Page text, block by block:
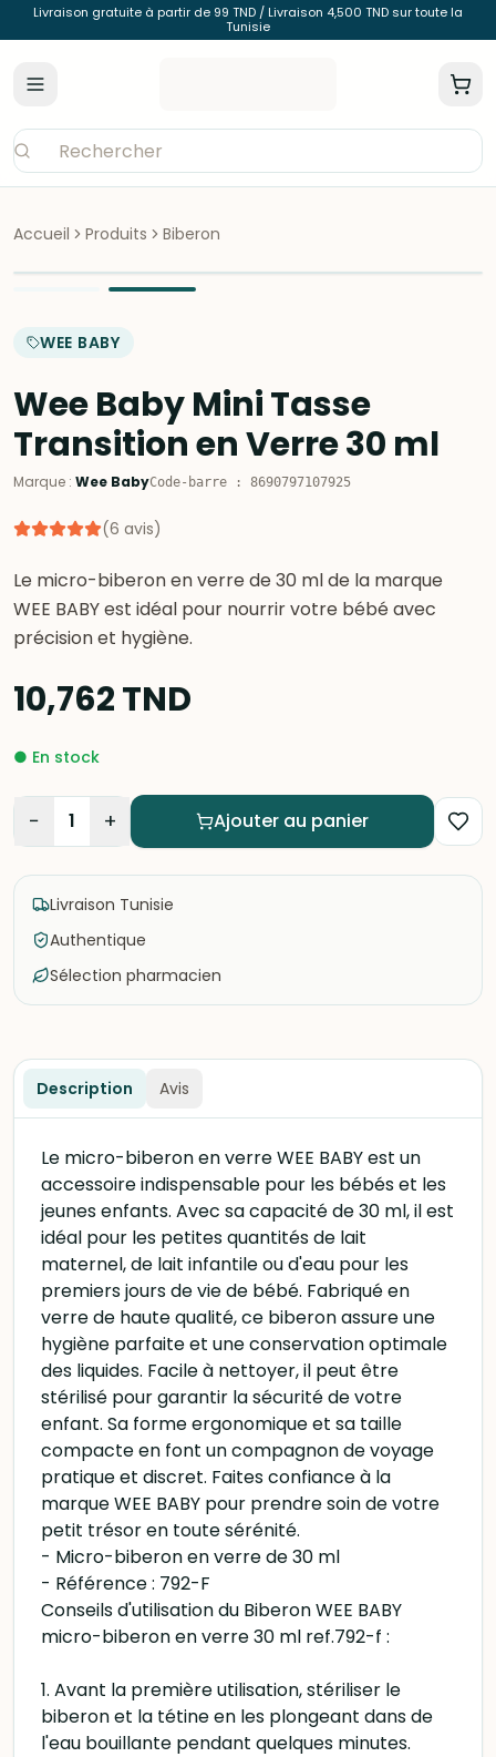
Livraison gratuite à partir de 99 TND / Livraison 4,500 TND sur toute la
Tunisie
Accueil Produits Biberon
WEE BABY
Wee Baby Mini Tasse
Transition en Verre 30 ml
Marque : Wee BabyCode-barre : 8690797107925
(6 avis)
Le micro-biberon en verre de 30 ml de la marque
WEE BABY est idéal pour nourrir votre bébé avec
précision et hygiène.
10,762TND
● En stock
− 1 + Ajouter au panier
Livraison Tunisie
Authentique
Sélection pharmacien
Description Avis
Le micro-biberon en verre WEE BABY est un
accessoire indispensable pour les bébés et les
jeunes enfants. Avec sa capacité de 30 ml, il est
idéal pour les petites quantités de lait
maternel, de lait infantile ou d'eau pour les
premiers jours de vie de bébé. Fabriqué en
verre de haute qualité, ce biberon assure une
hygiène parfaite et une conservation optimale
des liquides. Facile à nettoyer, il peut être
stérilisé pour garantir la sécurité de votre
enfant. Sa forme ergonomique et sa taille
compacte en font un compagnon de voyage
pratique et discret. Faites confiance à la
marque WEE BABY pour prendre soin de votre
petit trésor en toute sérénité.
- Micro-biberon en verre de 30 ml
- Référence : 792-F
Conseils d'utilisation du Biberon WEE BABY
micro-biberon en verre 30 ml ref.792-f :
1. Avant la première utilisation, stériliser le
biberon et la tétine en les plongeant dans de
l'eau bouillante pendant quelques minutes.